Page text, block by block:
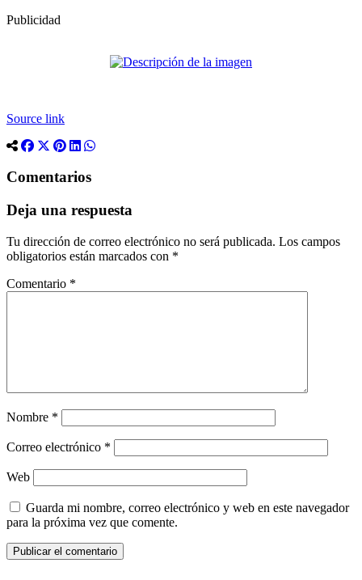
Publicidad
Source link
Comentarios
Deja una respuesta
Tu dirección de correo electrónico no será publicada. Los campos
obligatorios están marcados con *
Comentario *
Nombre *
Correo electrónico *
Web
Guarda mi nombre, correo electrónico y web en este navegador
para la próxima vez que comente.